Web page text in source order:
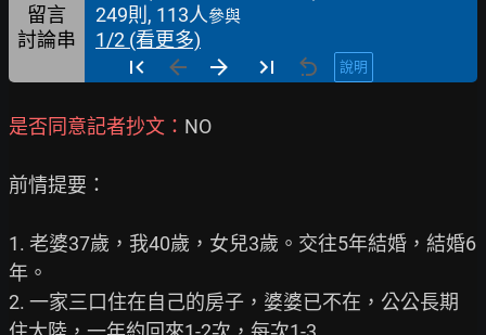
留言
249則, 113人參與
討論串 1/2 (看更多)
說明
是否同意記者抄文： NO
前情提要：
1. 老婆37歲，我40歲，女兒3歲。交往5年結婚，結婚6
年。
2. 一家三口住在自己的房子，婆婆已不在，公公長期